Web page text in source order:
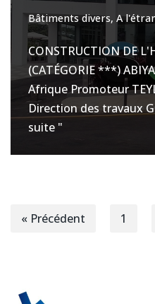
Bâtiments divers, A
CONSTRUCTION DE
(CATÉGORIE ***)
Afrique Promoteur
Direction des travaux
suite "
« Précédent 1